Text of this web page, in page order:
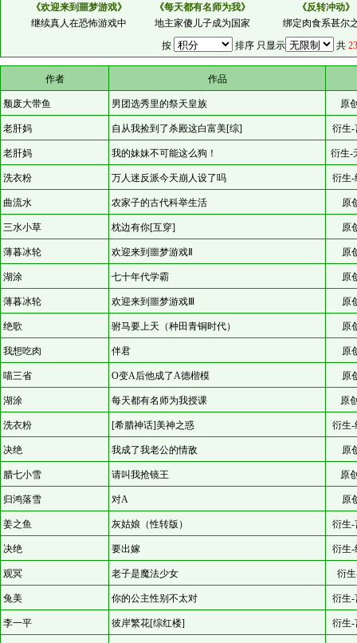
《欢迎来到噩梦游戏》
继续真人在恐怖游戏中
《每天都有名师为我》
地主家傻儿子成为国家
《反转冲动》
绑定肉食系甚尔
按
排序 只显示 共
作者 作品
颓废大带鱼 男团选秀里的祭天皇族 原
老肝妈 自从我捡到了杀殿这白富美[综] 衍生-
老肝妈 我的妹妹不可能这么狗！ 衍生-
洗衣粉 万人迷反派今天崩人设了吗 衍生-
曲流水 农家子的古代科举生活 原
三水小草 枕边有你[互穿] 原
薄暮冰轮 欢迎来到噩梦游戏Ⅱ 原
湖涂 七十年代学霸 原
薄暮冰轮 欢迎来到噩梦游戏Ⅲ 原
绝歌 驸马要上天（种田青铜时代） 原
我想吃肉 伴君 原
喵三省 O变A后他成了A德楷模 原
湖涂 每天都有名师为我授课 原
洗衣粉 [希腊神话]美神之惑 衍生-
决绝 我成了我老公的情敌 原
腊七小雪 请叫我抢镜王 原
归鸿落雪 对A 原
姜之鱼 灰姑娘（性转版） 衍生-
决绝 要出嫁 衍生-
观冥 老子是魔法少女 衍
兔美 你的公主性别不太对 衍生-
李一平 彼岸繁花[综红楼] 衍生-